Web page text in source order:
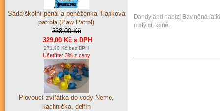
Dandyland nabízí Bavlněná
motýlci, koně.
Sada školní penál a peněženka Tlapková
patrola (Paw Patrol)
338,00 Kč
329,00 Kč s DPH
271,90 Kč bez DPH
Ušetříte: 3% z ceny
Plovoucí zvířátka do vody Nemo,
kachnička, delfín